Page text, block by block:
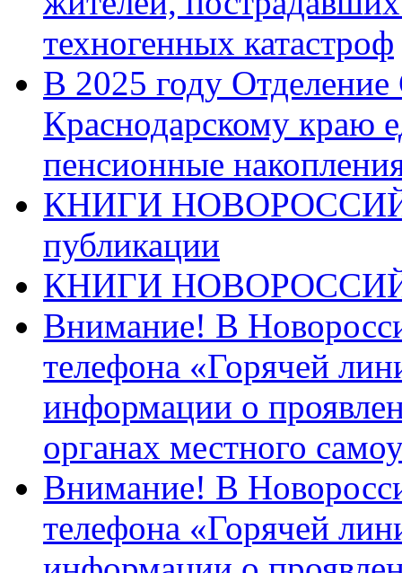
техногенных катастроф
В 2025 году
Краснодарскому краю
пенсионные
КНИГИ
публикации
КНИГИ
Внимание! В
телефона «Горячей
информации о
органах местного
Внимание! В
телефона «Горячей